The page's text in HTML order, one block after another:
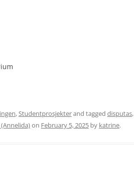
,Studentprosjekterand tagged disputas,
on February 5, 2025 by katrine.